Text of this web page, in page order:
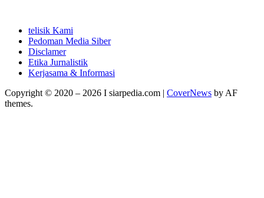
telisik Kami
Pedoman Media Siber
Disclamer
Etika Jurnalistik
Kerjasama & Informasi
Copyright © 2020 – 2026 I siarpedia.com | CoverNews by AF
themes.